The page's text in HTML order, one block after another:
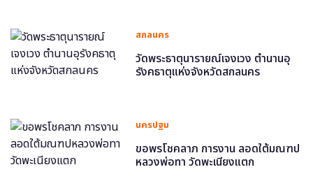
สกลนคร
วัดพระธาตุนารายณ์เจงเวง ตำนานอุ
รังคธาตุแห่งจังหวัดสกลนคร
นครปฐม
ขอพรโชคลาภ การงาน ลอดใต้มณฑป
หลวงพ่อทา วัดพะเนียงแตก